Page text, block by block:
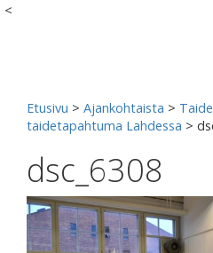
<
Etusivu > Ajankohtaista > Taide
taidetapahtuma Lahdessa >
dsc_6308